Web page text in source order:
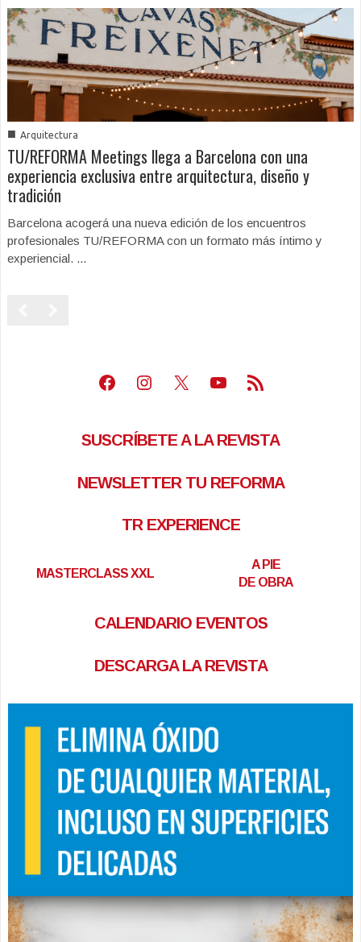
■ Arquitectura
TU/REFORMA Meetings llega a Barcelona con una
experiencia exclusiva entre arquitectura, diseño y
tradición
Barcelona acogerá una nueva edición de los encuentros
profesionales TU/REFORMA con un formato más íntimo y
experiencial. ...
Facebook
Instagram
X Youtube
Feed RSS
SUSCRÍBETE A LA REVISTA
NEWSLETTER TU REFORMA
TR EXPERIENCE
MASTERCLASS XXL
A PIE
DE OBRA
CALENDARIO EVENTOS
DESCARGA LA REVISTA